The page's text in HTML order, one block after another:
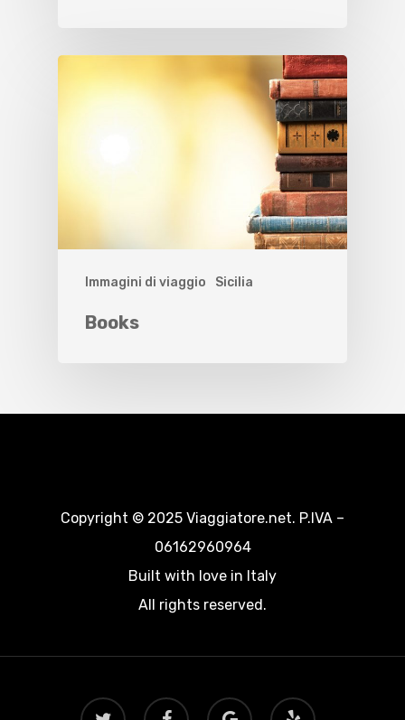
Immagini di viaggio Sicilia
Books
Copyright © 2025 Viaggiatore.net. P.IVA –
06162960964
Built with love in Italy
All rights reserved.
twitter facebook
google-
yelp